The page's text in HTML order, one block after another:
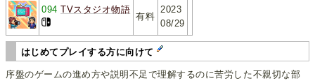
094 TVスタジオ物語
有料
2023
08/29
はじめてプレイする方に向けて
序盤のゲームの進め方や説明不足で理解するのに苦労した不親切な部